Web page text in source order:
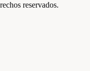
reservados.